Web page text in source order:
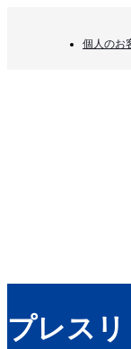
個人のお
プレス